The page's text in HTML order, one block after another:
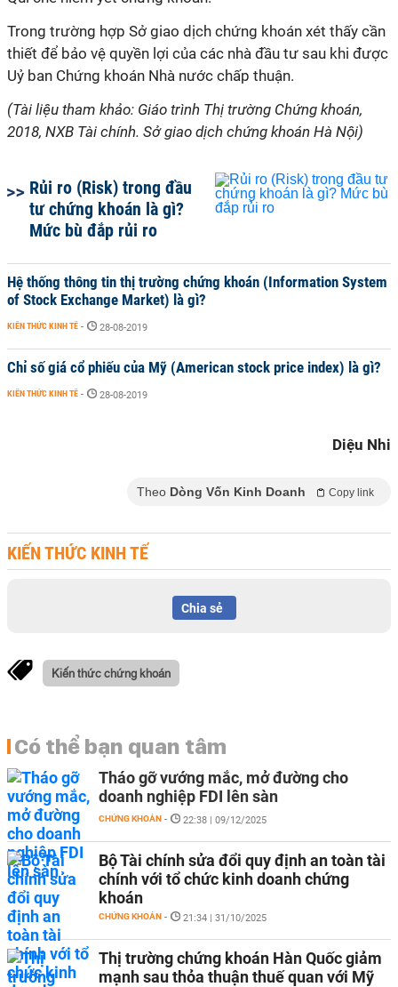
Trong trường hợp Sở giao dịch chứng khoán xét thấy cần
thiết để bảo vệ quyền lợi của các nhà đầu tư sau khi được
Uỷ ban Chứng khoán Nhà nước chấp thuận.
(Tài liệu tham khảo: Giáo trình Thị trường Chứng khoán,
2018, NXB Tài chính. Sở giao dịch chứng khoán Hà Nội)
Rủi ro (Risk) trong đầu
tư chứng khoán là gì?
Mức bù đắp rủi ro
Hệ thống thông tin thị trường chứng khoán (Information System
of Stock Exchange Market) là gì?
KIẾN THỨC KINH TẾ - 28-08-2019
Chỉ số giá cổ phiếu của Mỹ (American stock price index) là gì?
KIẾN THỨC KINH TẾ - 28-08-2019
Diệu Nhi
Theo Dòng Vốn Kinh Doanh Copy link
KIẾN THỨC KINH TẾ
Chia sẻ
Kiến thức chứng khoán
Có thể bạn quan tâm
Tháo gỡ vướng mắc, mở đường cho
doanh nghiệp FDI lên sàn
CHỨNG KHOÁN - 22:38 | 09/12/2025
Bộ Tài chính sửa đổi quy định an toàn tài
chính với tổ chức kinh doanh chứng
khoán
CHỨNG KHOÁN - 21:34 | 31/10/2025
Thị trường chứng khoán Hàn Quốc giảm
mạnh sau thỏa thuận thuế quan với Mỹ